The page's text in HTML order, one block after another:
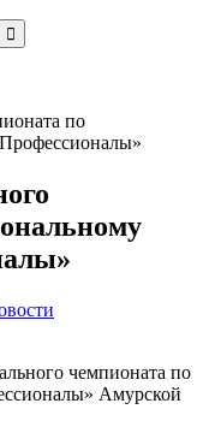
по
чемпионата по
Амурской